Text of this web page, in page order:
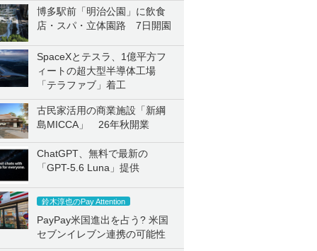
博多駅前「明治公園」に飲食
店・スパ・立体園路 7日開園
SpaceXとテスラ、1億平方フ
ィートの超大型半導体工場
「テラファブ」着工
古民家活用の商業施設「新綱
島MICCA」 26年秋開業
ChatGPT、無料で最新の
「GPT-5.6 Luna」提供
鈴木淳也のPay Attention
PayPay米国進出を占う? 米国
セブンイレブン連携の可能性